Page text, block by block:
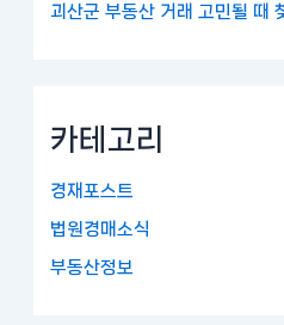
괴산군 부동산 거래 고민될 때
카테고리
경재포스트
법원경매소식
부동산정보